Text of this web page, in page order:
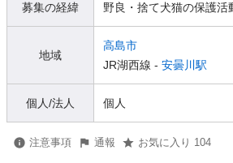
募集の経緯 野良・捨て犬猫の保護活
地域
高島市
JR湖西線 - 安曇川駅
個人/法人 個人
注意事項 通報 お気に入り 104